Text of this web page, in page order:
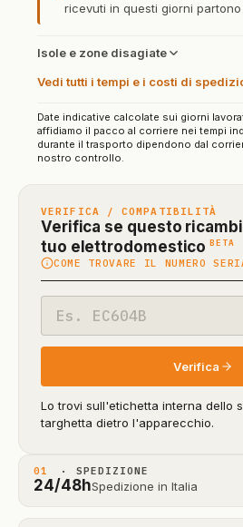
VERIFICA / COMPATIBILITÀ
Verifica se questo
tuo elettrodomestico BETA
COME TROVARE IL NUMERO
modello
Verifica
Lo trovi sull'etichetta interna dello
targhetta dietro l'apparecchio.
ricevuti in questi giorni partono
Isole e zone disagiate
Vedi tutti i tempi e i costi di
Date indicative calcolate sui giorni
affidiamo il pacco al corriere nei tempi
durante il trasporto dipendono dal
nostro controllo.
01 · SPEDIZIONE
24/48hSpedizione in Italia